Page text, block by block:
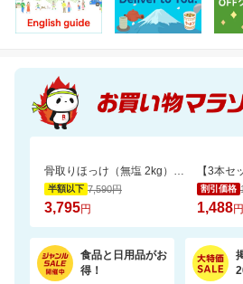
骨取りほっけ（無塩 2kg）ソテーや煮つけにおすすめ【骨取り魚の飯田商店】
半額以下 7,590円
3,795円
割引価格
1,488円
食品と日用品がお
得！